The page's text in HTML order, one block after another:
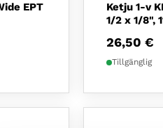
EPT
Ketju 1-v
1/2 x 1/8",
26,50 €
Tillgänglig